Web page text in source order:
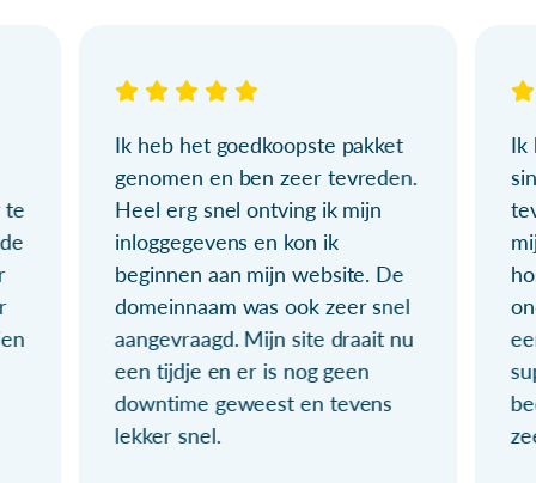
te
Ik heb het goedkoopste pakket
genomen en ben zeer tevreden.
Heel erg snel ontving ik mijn
inloggegevens en kon ik
beginnen aan mijn website. De
domeinnaam was ook zeer snel
aangevraagd. Mijn site draait nu
een tijdje en er is nog geen
downtime geweest en tevens
lekker snel.
Ik